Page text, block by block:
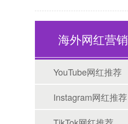
海外网红营销
YouTube网红推荐
Instagram网红推荐
Tiktok海外营销